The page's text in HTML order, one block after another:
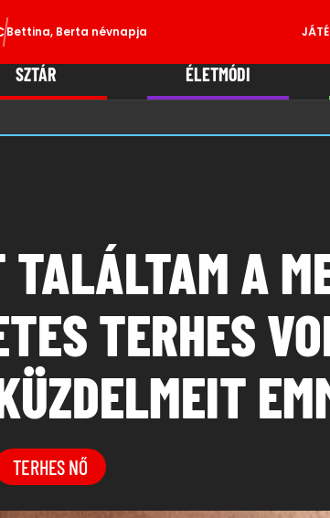
Bettina, Berta névnapja
SZTÁR ÉLETMÓDI
TALÁLTAM A
TERHES
TERHES NŐ